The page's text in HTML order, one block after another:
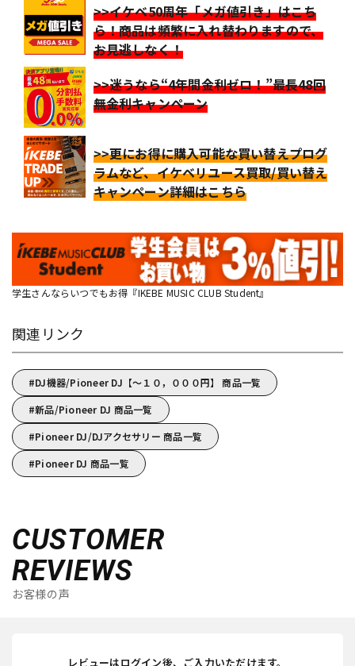
>>イケベ50周年「メガ値引き」はこち
ら！商品は頻繁に入れ替わりますので、
お見逃しなく！
>>迷うなら“4年間金利ゼロ！”最長48回
無金利キャンペーン
>>更にお得に購入可能な買い替えプログ
ラムなど、イケベリユース買取/買い替え
キャンペーン詳細はこちら
学生さんならいつでもお得『IKEBE MUSIC CLUB Student』
関連リンク
DJ機器/Pioneer DJ【～１０，０００円】 商品一覧
新品/Pioneer DJ 商品一覧
Pioneer DJ/DJアクセサリー 商品一覧
Pioneer DJ 商品一覧
CUSTOMER
REVIEWS
お客様の声
レビューはログイン後、ご入力いただけます。